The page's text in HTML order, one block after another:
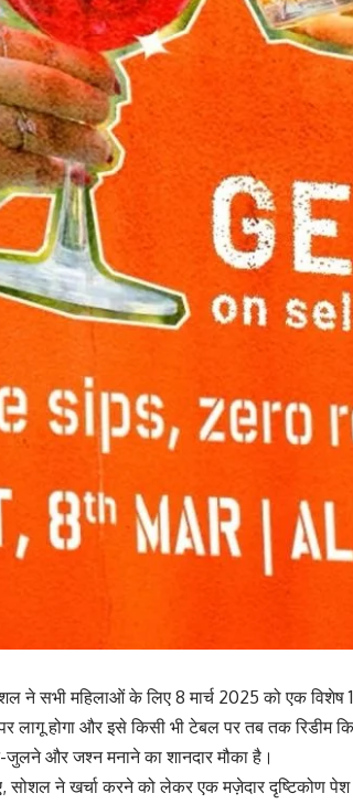
ने सभी महिलाओं के लिए 8 मार्च 2025 को एक विशेष
लागू होगा और इसे किसी भी टेबल पर तब तक रिडीम
जुलने और जश्न मनाने का शानदार मौका है।
सोशल ने खर्चा करने को लेकर एक मज़ेदार दृष्टिकोण